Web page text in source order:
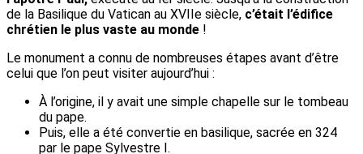
de la Basilique du Vatican au XVIIe siècle, c’était l’édifice
chrétien le plus vaste au monde !
Le monument a connu de nombreuses étapes avant d’être
celui que l’on peut visiter aujourd’hui :
À l’origine, il y avait une simple chapelle sur le tombeau
du pape.
Puis, elle a été convertie en basilique, sacrée en 324
par le pape Sylvestre I.